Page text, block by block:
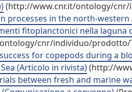
(http://www.cnr.it/ontology/
processes in the north-
fitoplanctonici nella laguna
cnr/individuo/prodotto/
for copepods during a
(Articolo in rivista)(http://
between fresh and marine